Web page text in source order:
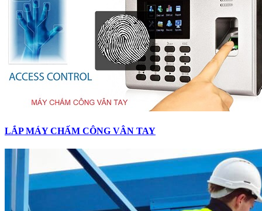
LẮP MÁY CHẤM CÔNG VÂN TAY